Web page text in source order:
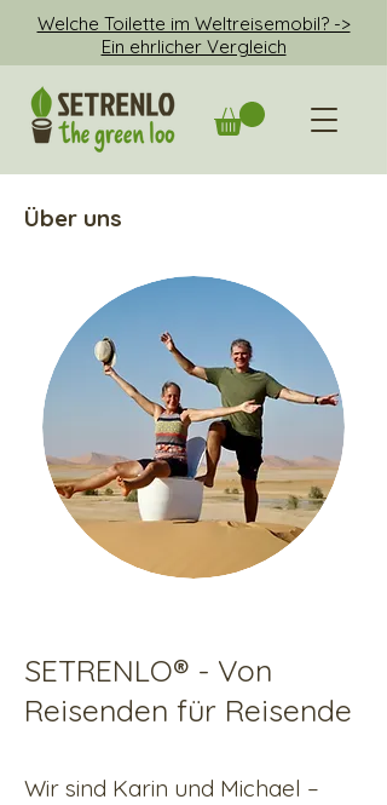
Welche Toilette im Weltreisemobil? ->
Ein ehrlicher Vergleich
Über uns
SETRENLO® - Von
Reisenden für Reisende
Wir sind Karin und Michael –